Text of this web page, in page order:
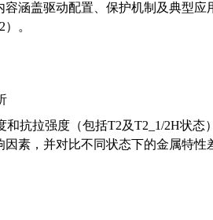
涵盖驱动配置、保护机制及典型
。
抗拉强度（包括T2及T2_1/2H状态
素，并对比不同状态下的金属特性